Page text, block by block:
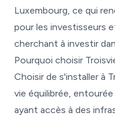
Luxembourg, ce qui
pour les investisseurs
cherchant à investir
Pourquoi choisir
Choisir de s'installer à
vie équilibrée,
ayant accès à des